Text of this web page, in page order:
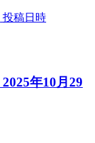
投稿日時
年10月29